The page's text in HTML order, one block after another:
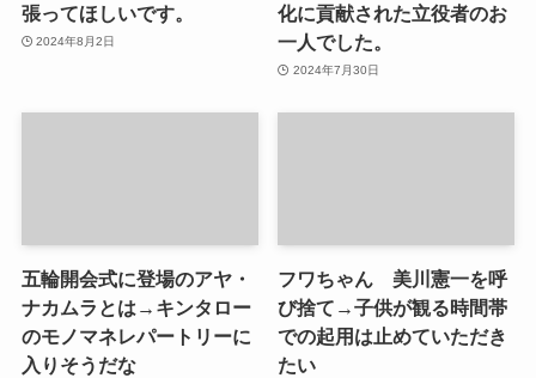
張ってほしいです。
2024年8月2日
化に貢献された立役者のお
一人でした。
2024年7月30日
五輪開会式に登場のアヤ・
ナカムラとは→キンタロー
のモノマネレパートリーに
入りそうだな
フワちゃん 美川憲一を呼
び捨て→子供が観る時間帯
での起用は止めていただき
たい